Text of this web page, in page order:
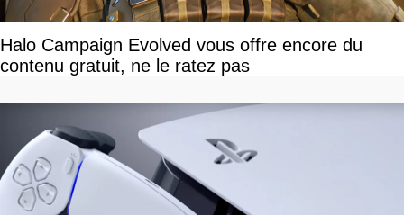
Halo Campaign Evolved vous offre encore du
contenu gratuit, ne le ratez pas